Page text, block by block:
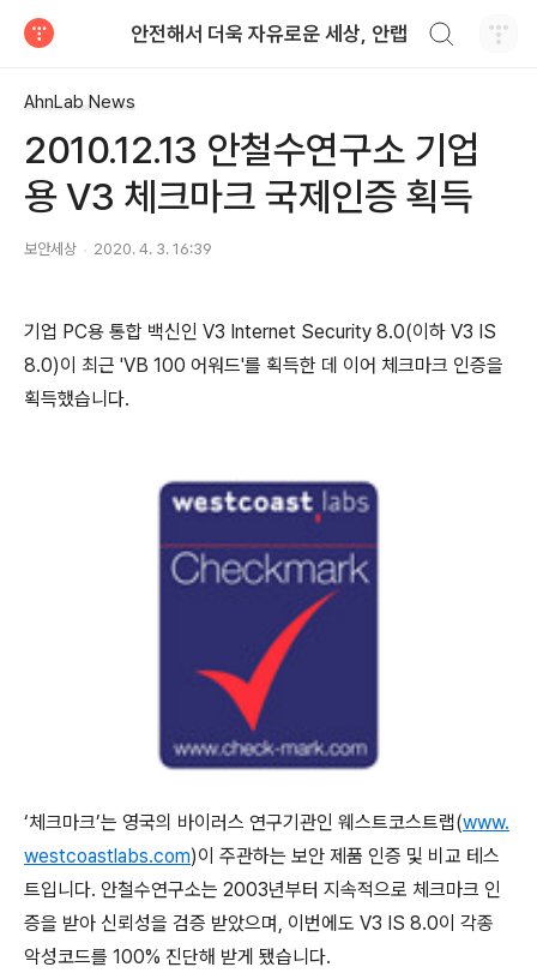
안전해서 더욱 자유로운 세상, 안랩
AhnLab News
2010.12.13 안철수연구소 기업
용 V3 체크마크 국제인증 획득
보안세상 2020. 4. 3. 16:39
기업 PC용 통합 백신인 V3 Internet Security 8.0(이하 V3 IS
8.0)이 최근 'VB 100 어워드'를 획득한 데 이어 체크마크 인증을
획득했습니다.
‘체크마크’는 영국의 바이러스 연구기관인 웨스트코스트랩(www.
westcoastlabs.com)이 주관하는 보안 제품 인증 및 비교 테스
트입니다. 안철수연구소는 2003년부터 지속적으로 체크마크 인
증을 받아 신뢰성을 검증 받았으며, 이번에도 V3 IS 8.0이 각종
악성코드를 100% 진단해 받게 됐습니다.